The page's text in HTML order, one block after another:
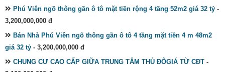
Phú Viên ngõ thông gần ô tô mặt tiền rộng 4 tầng 52m2 giá 32 tỷ -
3,200,000,000 đ
Bán Nhà Phú Viên ngõ thông gần ô tô 4 tầng mặt tiền 4 m 48m2
giá 32 tỷ - 3,200,000,000 đ
CHUNG CƯ CAO CẤP GIỮA TRUNG TÂM THỦ ĐÔGIÁ TỪ CĐT -